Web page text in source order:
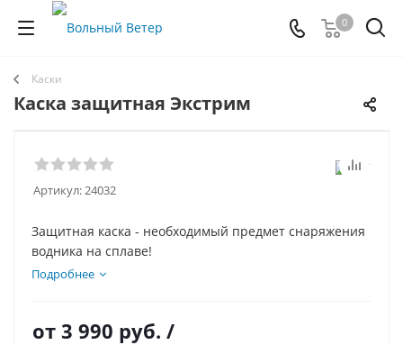
0
Каски
Каска защитная Экстрим
Артикул:24032
Защитная каска - необходимый предмет снаряжения
водника на сплаве!
Подробнее
от 3 990 руб. /